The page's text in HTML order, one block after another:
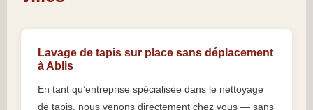
Lavage de tapis sur place sans déplacement
à Ablis
En tant qu’entreprise spécialisée dans le nettoyage
de tapis, nous venons directement chez vous — sans